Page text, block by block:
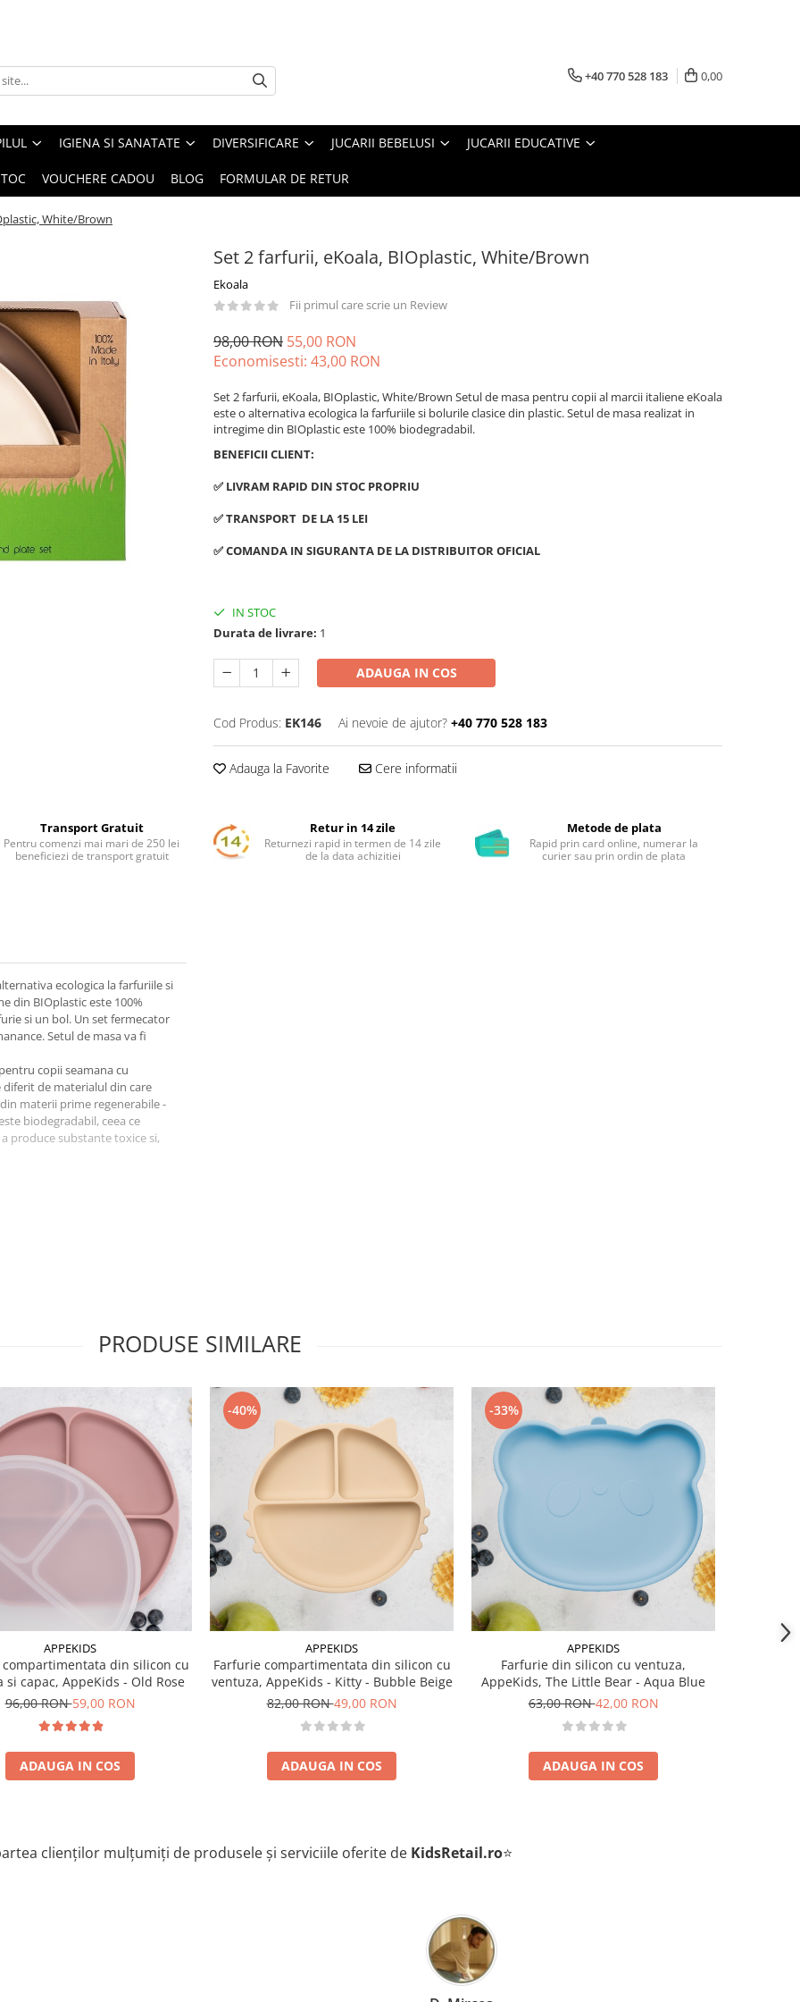
+40 770 528 183 0,00
IGIENA SI SANATATE DIVERSIFICARE JUCARII BEBELUSI JUCARII EDUCATIVE
VOUCHERE CADOU BLOG FORMULAR DE RETUR
White/Brown
Set 2 farfurii, eKoala, BIOplastic, White/Brown
Ekoala
Fii primul care scrie un Review
98,00 RON 55,00 RON
Economisesti: 43,00 RON
Set 2 farfurii, eKoala, BIOplastic, White/Brown Setul de masa pentru copii al marcii italiene eKoala
este o alternativa ecologica la farfuriile si bolurile clasice din plastic. Setul de masa realizat in
intregime din BIOplastic este 100% biodegradabil.
BENEFICII CLIENT:
✅ LIVRAM RAPID DIN STOC PROPRIU
✅ TRANSPORT DE LA 15 LEI
✅ COMANDA IN SIGURANTA DE LA DISTRIBUITOR OFICIAL
IN STOC
Durata de livrare: 1
ADAUGA IN COS
Cod Produs: EK146 Ai nevoie de ajutor? +40 770 528 183
Adauga la Favorite Cere informatii
Transport Gratuit
Pentru comenzi mai mari de 250 lei
beneficiezi de transport gratuit
Retur in 14 zile
Returnezi rapid in termen de 14 zile
de la data achizitiei
Metode de plata
Rapid prin card online, numerar la
curier sau prin ordin de plata
ecologica la farfuriile si
din BIOplastic este 100%
si un bol. Un set fermecator
Setul de masa va fi
copii seamana cu
diferit de materialul din care
materii prime regenerabile -
biodegradabil, ceea ce
produce substante toxice si,
la cuptorul cu microunde
cu cerneala pe baza de apa,
la cuptorul cu microunde
PRODUSE SIMILARE
APPEKIDS
compartimentata din silicon cu
si capac, AppeKids - Old Rose
96,00 RON59,00 RON
ADAUGA IN COS
-40%
APPEKIDS
Farfurie compartimentata din silicon cu
ventuza, AppeKids - Kitty - Bubble Beige
82,00 RON49,00 RON
ADAUGA IN COS
-33%
APPEKIDS
Farfurie din silicon cu ventuza,
AppeKids, The Little Bear - Aqua Blue
63,00 RON42,00 RON
ADAUGA IN COS
clienților mulțumiți de produsele și serviciile oferite de KidsRetail.ro⭐